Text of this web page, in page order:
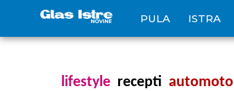
PULA ISTRA
lifestyle recepti automoto